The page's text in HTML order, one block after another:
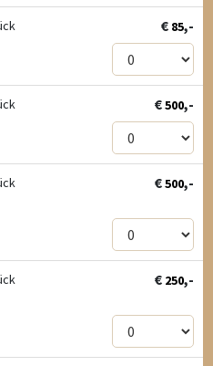
€ 85,-
€500,-
€500,-
€ 250,-